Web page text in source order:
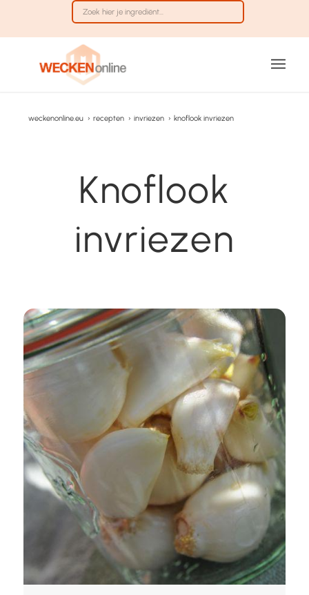
weckenonline.eu › recepten › invriezen › knoflook invriezen
Knoflook
invriezen